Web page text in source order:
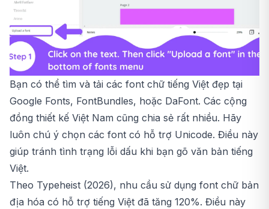
Bạn có thể tìm và tải các font chữ tiếng Việt đẹp tại
Google Fonts, FontBundles, hoặc DaFont. Các cộng
đồng thiết kế Việt Nam cũng chia sẻ rất nhiều. Hãy
luôn chú ý chọn các font có hỗ trợ Unicode. Điều này
giúp tránh tình trạng lỗi dấu khi bạn gõ văn bản tiếng
Việt.
Theo Typeheist (2026), nhu cầu sử dụng font chữ bản
địa hóa có hỗ trợ tiếng Việt đã tăng 120%. Điều này